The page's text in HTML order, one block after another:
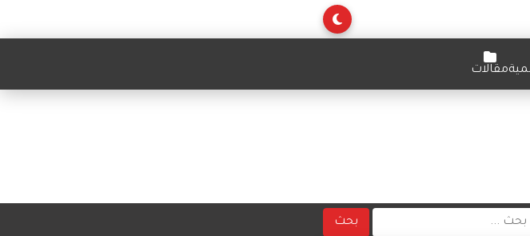
مقالات
بحث